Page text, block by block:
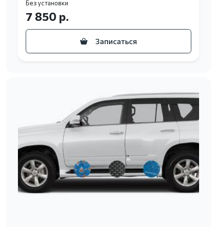
Без установки
7 850 р.
Записаться